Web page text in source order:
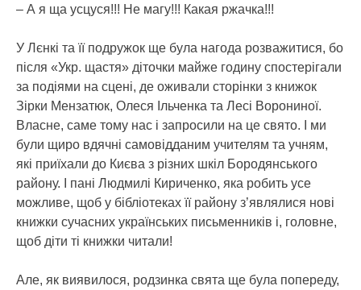
– А я ща усцуся!!! Не магу!!! Какая ржачка!!!
У Лєнкі та її подружок ще була нагода розважитися, бо
після «Укр. щастя» діточки майже годину спостерігали
за подіями на сцені, де оживали сторінки з книжок
Зірки Мензатюк, Олеся Ільченка та Лесі Ворониної.
Власне, саме тому нас і запросили на це свято. І ми
були щиро вдячні самовідданим учителям та учням,
які приїхали до Києва з різних шкіл Бородянського
району. І пані Людмилі Кириченко, яка робить усе
можливе, щоб у бібліотеках її району з’являлися нові
книжки сучасних українських письменників і, головне,
щоб діти ті книжки читали!
Але, як виявилося, родзинка свята ще була попереду,